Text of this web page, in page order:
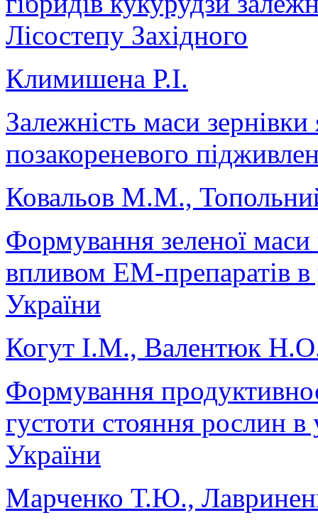
Лісостепу Західного
Климишена Р.І.
Залежність маси
позакореневого
Ковальов М.М.,
Формування зеленої маси
впливом ЕМ-препаратів
України
Когут І.М., Валентюк
Формування
густоти стояння рослин
України
Марченко Т.Ю.,